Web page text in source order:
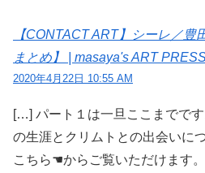
【CONTACT ART】シーレ／
まとめ】 | masaya's ART
2020年4月22日 10:55 AM
[…] パート１は一旦ここまでで
の生涯とクリムトとの出会いに
こちら☚からご覧いただけます